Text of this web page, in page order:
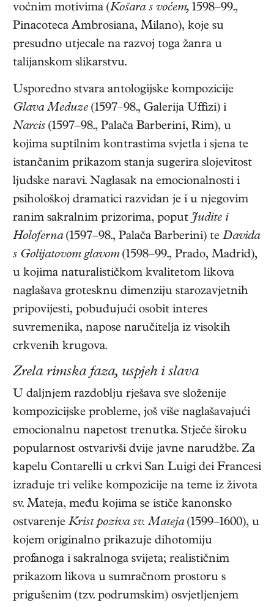
voćnim motivima (Košara s voćem, 1598–99.,
Pinacoteca Ambrosiana, Milano), koje su
presudno utjecale na razvoj toga žanra u
talijanskom slikarstvu.
Usporedno stvara antologijske kompozicije
Glava Meduze (1597–98., Galerija Uffizi) i
Narcis (1597–98., Palača Barberini, Rim), u
kojima suptilnim kontrastima svjetla i sjena te
istančanim prikazom stanja sugerira slojevitost
ljudske naravi. Naglasak na emocionalnosti i
psihološkoj dramatici razvidan je i u njegovim
ranim sakralnim prizorima, poput Judite i
Holoferna(1597–98., Palača Barberini) te Davida
s Golijatovom glavom(1598–99., Prado, Madrid),
u kojima naturalističkom kvalitetom likova
naglašava grotesknu dimenziju starozavjetnih
pripovijesti, pobuđujući osobit interes
suvremenika, napose naručitelja iz visokih
crkvenih krugova.
Zrela rimska faza, uspjeh i slava
U daljnjem razdoblju rješava sve složenije
kompozicijske probleme, još više naglašavajući
emocionalnu napetost trenutka. Stječe široku
popularnost ostvarivši dvije javne narudžbe. Za
kapelu Contarelli u crkvi San Luigi dei Francesi
izrađuje tri velike kompozicije na teme iz života
sv. Mateja, među kojima se ističe kanonsko
ostvarenje Krist poziva sv. Mateja(1599–1600), u
kojem originalno prikazuje dihotomiju
profanoga i sakralnoga svijeta; realističnim
prikazom likova u sumračnom prostoru s
prigušenim (tzv. podrumskim) osvjetljenjem